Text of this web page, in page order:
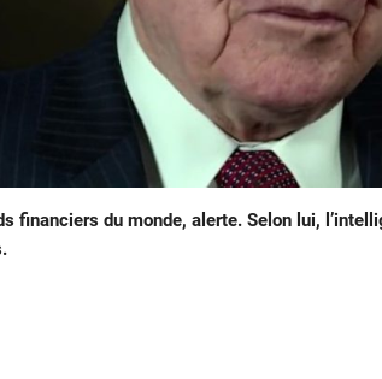
financiers du monde, alerte. Selon lui,